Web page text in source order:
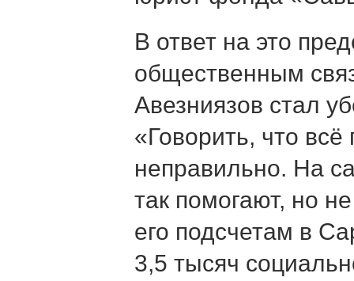
В ответ на это
общественным
Авезниязов стал
«Говорить, что всё
неправильно. На
так помогают, но
его подсчетам в
3,5 тысяч